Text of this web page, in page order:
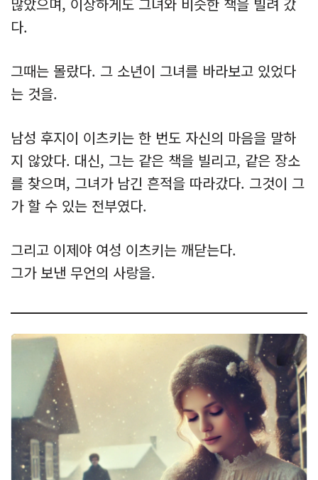
다.
그때는 몰랐다. 그 소년이 그녀를 바라보고 있었다
는 것을.
남성 후지이 이츠키는 한 번도 자신의 마음을 말하
지 않았다. 대신, 그는 같은 책을 빌리고, 같은 장소
를 찾으며, 그녀가 남긴 흔적을 따라갔다. 그것이 그
가 할 수 있는 전부였다.
그리고 이제야 여성 이츠키는 깨닫는다.
그가 보낸 무언의 사랑을.